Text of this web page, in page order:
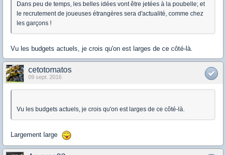
Dans peu de temps, les belles idées vont être jetées à la poubelle; et
le recrutement de joueuses étrangères sera d'actualité, comme chez
les garçons !
Vu les budgets actuels, je crois qu'on est larges de ce côté-là.
cetotomatos
09 sept. 2016
Vu les budgets actuels, je crois qu'on est larges de ce côté-là.
Largement large